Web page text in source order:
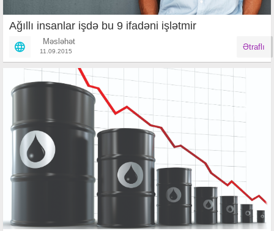
Ağıllı insanlar işdə bu 9 ifadəni işlətmir
Məsləhət
11.09.2015 Ətraflı